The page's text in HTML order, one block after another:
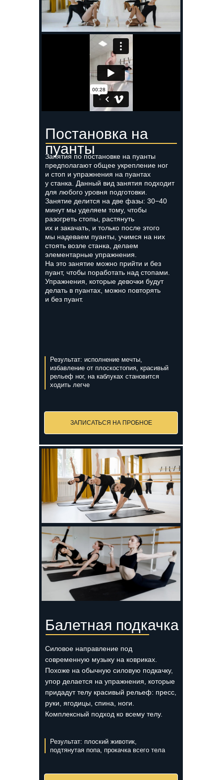
Постановка на
пуанты
Занятия по постановке на пуанты
предполагают общее укрепление ног
и стоп и упражнения на пуантах
у станка. Данный вид занятия подходит
для любого уровня подготовки.
Занятие делится на две фазы: 30−40
минут мы уделяем тому, чтобы
разогреть стопы, растянуть
их и закачать, и только после этого
мы надеваем пуанты, учимся на них
стоять возле станка, делаем
элементарные упражнения.
На это занятие можно прийти и без
пуант, чтобы поработать над стопами.
Упражнения, которые девочки будут
делать в пуантах, можно повторять
и без пуант.
Результат: исполнение мечты,
избавление от плоскостопия, красивый
рельеф ног, на каблуках становится
ходить легче
ЗАПИСАТЬСЯ НА ПРОБНОЕ
Балетная подкачка
Силовое направление под
современную музыку на ковриках.
Похоже на обычную силовую подкачку,
упор делается на упражнения, которые
придадут телу красивый рельеф: пресс,
руки, ягодицы, спина, ноги.
Комплексный подход ко всему телу.
Результат: плоский животик,
подтянутая попа, прокачка всего тела